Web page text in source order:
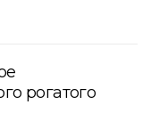
рогатого